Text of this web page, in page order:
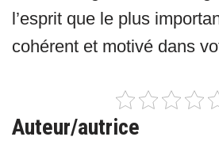
l’esprit que le plus
cohérent et motivé dans
Auteur/autrice